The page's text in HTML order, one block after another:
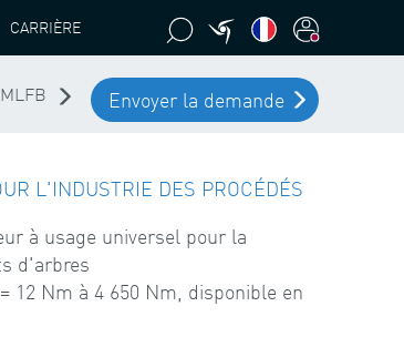
CARRIÈRE
MLFB Envoyer la demande
L'INDUSTRIE DES PROCÉDÉS
à usage universel pour la
d'arbres
12 Nm à 4 650 Nm, disponible en